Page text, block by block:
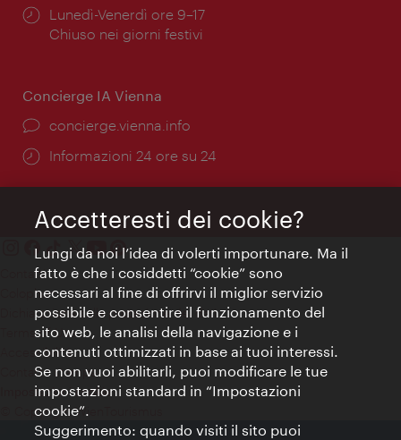
Orari
di
Lunedì-Venerdì ore 9–17
Chiuso nei giorni festivi
Concierge IA Vienna
Ort:
concierge.vienna.info
Öffnungszeiten:
Informazioni 24 ore su 24
Contatti
Colophon
Dichiarazione sulla protezione dei dati
Terms of Use
Accessibilità
Contatto stampa
Impostazioni cookie
© Copyright WienTourismus
Accetteresti dei cookie?
Lungi da noi l’idea di volerti importunare. Ma il
fatto è che i cosiddetti “cookie” sono
necessari al fine di offrirvi il miglior servizio
possibile e consentire il funzionamento del
sito web, le analisi della navigazione e i
contenuti ottimizzati in base ai tuoi interessi.
Se non vuoi abilitarli, puoi modificare le tue
impostazioni standard in “Impostazioni
cookie”.
Suggerimento: quando visiti il sito puoi